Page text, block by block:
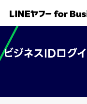
ビジネスIDログ